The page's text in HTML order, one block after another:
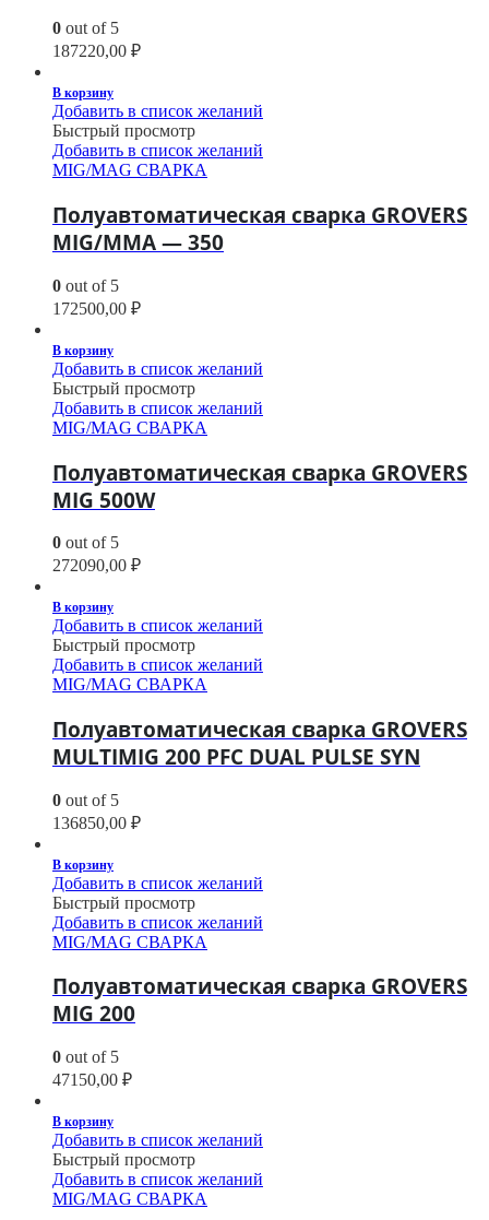
0 out of 5
187220,00 ₽
В корзину
Добавить в список желаний
Быстрый просмотр
Добавить в список желаний
MIG/MAG СВАРКА
Полуавтоматическая сварка GROVERS
MIG/MMA — 350
0 out of 5
172500,00 ₽
В корзину
Добавить в список желаний
Быстрый просмотр
Добавить в список желаний
MIG/MAG СВАРКА
Полуавтоматическая сварка GROVERS
MIG 500W
0 out of 5
272090,00 ₽
В корзину
Добавить в список желаний
Быстрый просмотр
Добавить в список желаний
MIG/MAG СВАРКА
Полуавтоматическая сварка GROVERS
MULTIMIG 200 PFC DUAL PULSE SYN
0 out of 5
136850,00 ₽
В корзину
Добавить в список желаний
Быстрый просмотр
Добавить в список желаний
MIG/MAG СВАРКА
Полуавтоматическая сварка GROVERS
MIG 200
0 out of 5
47150,00 ₽
В корзину
Добавить в список желаний
Быстрый просмотр
Добавить в список желаний
MIG/MAG СВАРКА